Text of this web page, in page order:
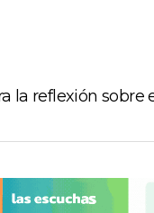
la reflexión sobre